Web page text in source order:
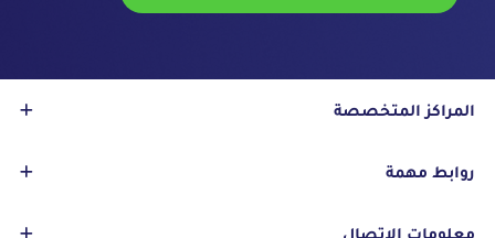
المراكز المتخصصة
روابط مهمة